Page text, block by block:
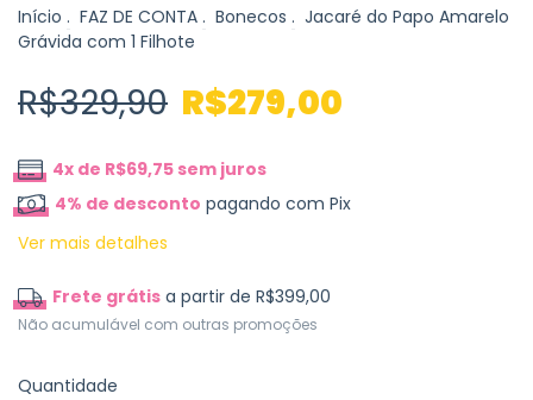
Início . FAZ DE CONTA . Bonecos . Jacaré do Papo Amarelo
Grávida com 1 Filhote
R$329,90 R$279,00
4x de R$69,75sem juros
4% de desconto pagando com Pix
Ver mais detalhes
Frete grátis a partir de R$399,00
Não acumulável com outras promoções
Quantidade